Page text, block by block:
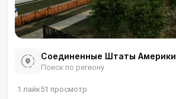
Соединенные Штаты Америки
Поиск по региону
1 лайк51 просмотр